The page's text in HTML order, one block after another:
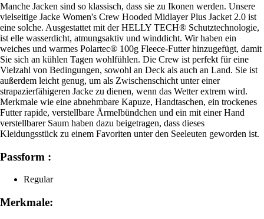
Manche Jacken sind so klassisch, dass sie zu Ikonen werden. Unsere
vielseitige Jacke Women's Crew Hooded Midlayer Plus Jacket 2.0 ist
eine solche. Ausgestattet mit der HELLY TECH® Schutztechnologie,
ist elle wasserdicht, atmungsaktiv und winddicht. Wir haben ein
weiches und warmes Polartec® 100g Fleece-Futter hinzugefügt, damit
Sie sich an kühlen Tagen wohlfühlen. Die Crew ist perfekt für eine
Vielzahl von Bedingungen, sowohl an Deck als auch an Land. Sie ist
außerdem leicht genug, um als Zwischenschicht unter einer
strapazierfähigeren Jacke zu dienen, wenn das Wetter extrem wird.
Merkmale wie eine abnehmbare Kapuze, Handtaschen, ein trockenes
Futter rapide, verstellbare Ärmelbündchen und ein mit einer Hand
verstellbarer Saum haben dazu beigetragen, dass dieses
Kleidungsstück zu einem Favoriten unter den Seeleuten geworden ist.
Passform :
Regular
Merkmale: